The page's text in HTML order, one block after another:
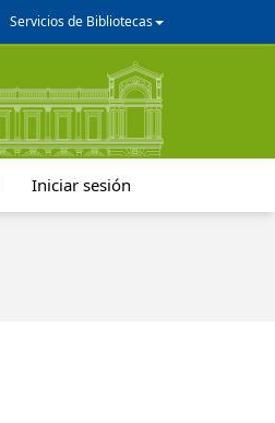
Servicios de Bibliotecas
Iniciar sesión